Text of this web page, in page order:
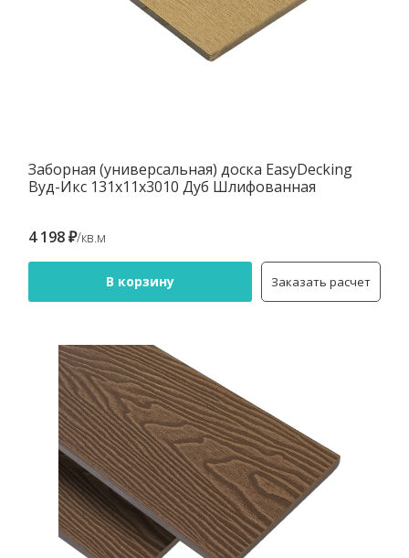
Заборная (универсальная) доска EasyDecking
Вуд-Икс 131х11х3010 Дуб Шлифованная
4 198 ₽/кв.м
В корзину Заказать расчет